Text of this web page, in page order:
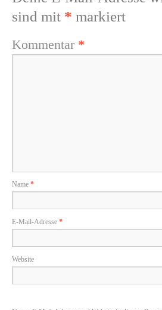
sind mit * markiert
Kommentar *
Name *
E-Mail-Adresse *
Website